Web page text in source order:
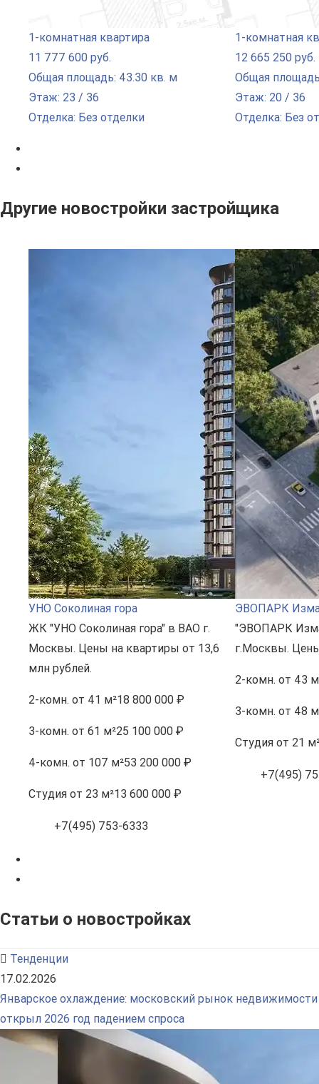
1-комнатная квартира
11 777 600 руб.
Общая площадь: 43.30 кв. м
Этаж: 23 / 36
Отделка: Без отделки
1-комнатная
12 665 250 руб.
Общая
Этаж: 20 / 36
Отделка: Без
Другие новостройки застройщика
УНО Соколиная гора
ЖК "УНО Соколиная гора" в ВАО г.
Москвы. Цены на квартиры от 13,6
млн рублей.
2-комн. от 41 м²18 800 000 ₽
3-комн. от 61 м²25 100 000 ₽
4-комн. от 107 м²53 200 000 ₽
Студия от 23 м²13 600 000 ₽
+7(495) 753-6333
ЭВОПАРК
"ЭВОПАРК
г.Москвы.
2-комн. от 43
3-комн. от 48
Студия от 21
+7(495)
Статьи о новостройках
Тенденции
17.02.2026
Январское охлаждение: московский рынок недвижимости
открыл 2026 год падением спроса